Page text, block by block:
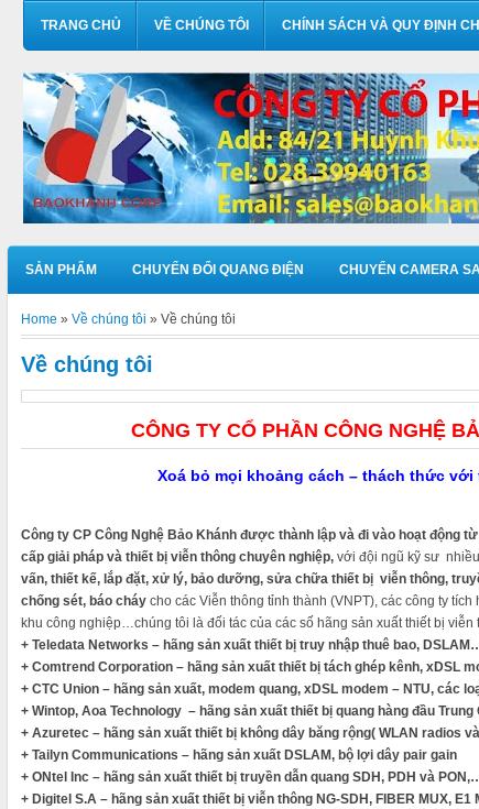
TRANG CHỦ VỀ CHÚNG TÔI CHÍNH SÁCH VÀ QUY ĐỊNH
SẢN PHẨM CHUYỂN ĐỔI QUANG ĐIỆN CHUYỂN CAMERA
Home » Về chúng tôi » Về chúng tôi
Về chúng tôi
CÔNG TY CỔ PHẦN CÔNG NGHỆ
Xoá bỏ mọi khoảng cách – thách thức với
Công ty CP Công Nghệ Bảo Khánh được thành lập và đi vào hoạt động
cấp giải pháp và thiết bị viễn thông chuyên nghiệp, với đội ngũ kỹ sư
vấn, thiết kế, lắp đặt, xử lý, bảo dưỡng, sửa chữa thiết bị viễn thông,
chống sét, báo cháy cho các Viễn thông tỉnh thành (VNPT), các công ty
khu công nghiệp…chúng tôi là đối tác của các số hãng sản xuất thiết bị viễn
+ Teledata Networks – hãng sản xuất thiết bị truy nhập thuê bao,
+ Comtrend Corporation – hãng sản xuất thiết bị tách ghép kênh, xDSL
+ CTC Union – hãng sản xuất, modem quang, xDSL modem – NTU, các
+ Wintop, Aoa Technology – hãng sản xuất thiết bị quang hàng đầu
+ Azuretec – hãng sản xuất thiết bị không dây băng rộng( WLAN radios
+ Tailyn Communications – hãng sản xuất DSLAM, bộ lợi dây pair gain
+ ONtel Inc – hãng sản xuất thiết bị truyền dẫn quang SDH, PDH và
+ Digitel S.A – hãng sản xuất thiết bị viễn thông NG-SDH, FIBER MUX, E1